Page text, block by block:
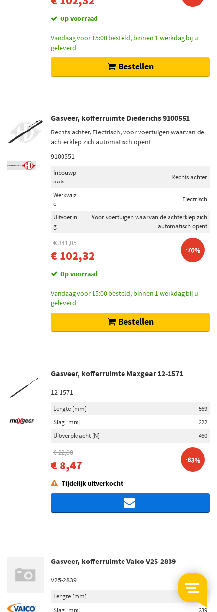
Op voorraad
Vandaag voor 15:00 besteld, binnen 1 werkdag bij u
geleverd.
Bestellen
Gasveer, kofferruimte Diederichs 9100551
Rechts achter, Electrisch, voor voertuigen waarvan de
achterklep zich automatisch opent
9100551
Inbouwpl
aats
Rechts achter
Werkwijz
e
Electrisch
Uitvoerin
g
Voor voertuigen waarvan de achterklep zich
automatisch opent
€ 341,05
€ 102,32 -70%
Op voorraad
Vandaag voor 15:00 besteld, binnen 1 werkdag bij u
geleverd.
Bestellen
Gasveer, kofferruimte Maxgear 12-1571
12-1571
Lengte [mm]
569
Slag [mm]
222
Uitwerpkracht [N]
460
€ 22,88
€ 8,47 -63%
Tijdelijk uitverkocht
Gasveer, kofferruimte Vaico V25-2839
V25-2839
Lengte [mm]
Slag [mm]
239